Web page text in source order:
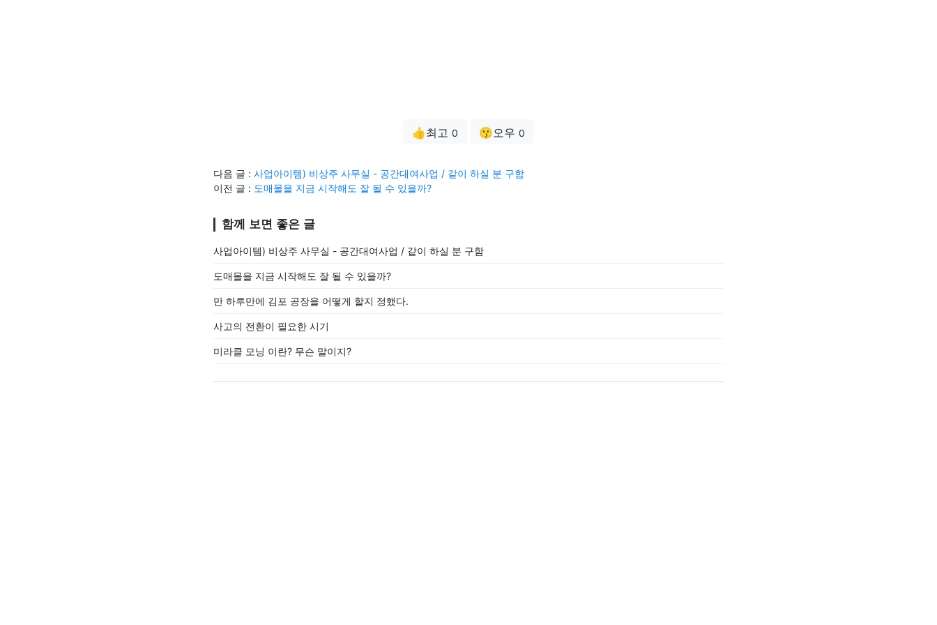
👍최고 0 😗오우 0
다음 글 : 사업아이템) 비상주 사무실 - 공간대여사업 / 같이 하실 분 구함
이전 글 : 도매몰을 지금 시작해도 잘 될 수 있을까?
함께 보면 좋은 글
사업아이템) 비상주 사무실 - 공간대여사업 / 같이 하실 분 구함
도매몰을 지금 시작해도 잘 될 수 있을까?
만 하루만에 김포 공장을 어떻게 할지 정했다.
사고의 전환이 필요한 시기
미라클 모닝 이란? 무슨 말이지?